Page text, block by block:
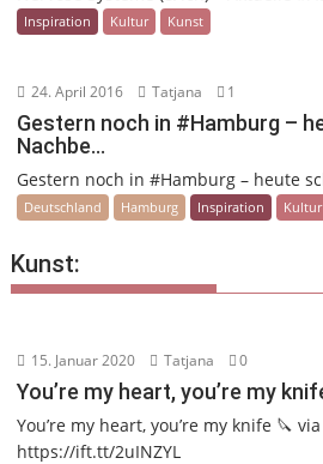
Inspiration Kultur Kunst
24. April 2016 Tatjana 1
Gestern noch in #Hamburg –
Nachbe…
Gestern noch in #Hamburg – heute
Deutschland Hamburg Inspiration Kultur
Kunst:
15. Januar 2020 Tatjana 0
You’re my heart, you’re my
You’re my heart, you’re my knife 🔪
https://ift.tt/2uINZYL